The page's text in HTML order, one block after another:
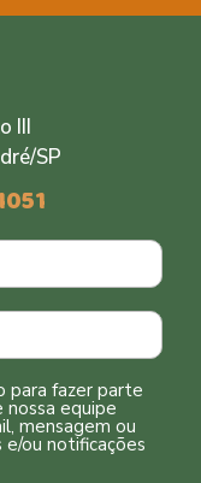
III
SP
para fazer parte
nossa equipe
mensagem ou
ou notificações